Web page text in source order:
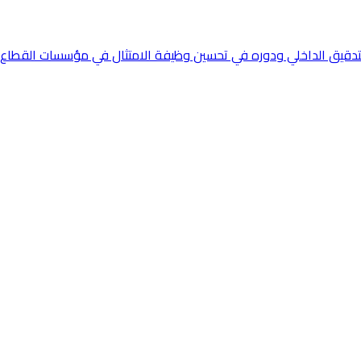
الداخلي ودوره في تحسين وظيفة الامتثال في مؤسسات